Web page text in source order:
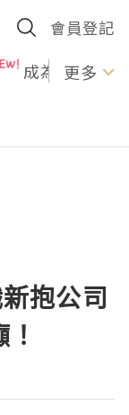
會員登記
成為U更多
抱公司